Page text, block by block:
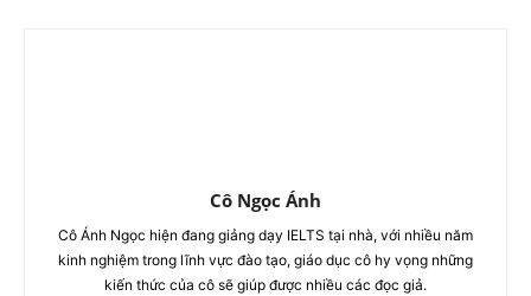
Cô Ngọc Ánh
Cô Ánh Ngọc hiện đang giảng dạy IELTS tại nhà, với nhiều năm
kinh nghiệm trong lĩnh vực đào tạo, giáo dục cô hy vọng những
kiến thức của cô sẽ giúp được nhiều các đọc giả.